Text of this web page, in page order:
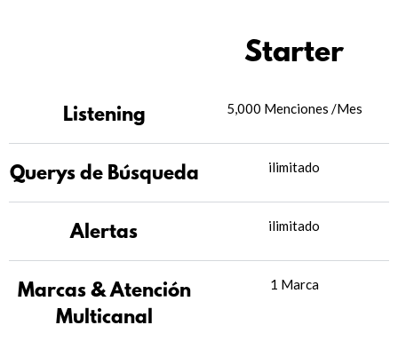
Starter
Listening 5,000 Menciones /Mes
Querys de Búsqueda ilimitado
Alertas ilimitado
Marcas & Atención
Multicanal
1 Marca